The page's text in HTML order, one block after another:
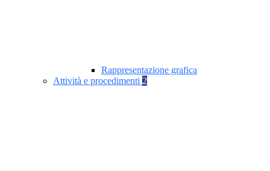
Rappresentazione grafica
Attività e procedimenti 2